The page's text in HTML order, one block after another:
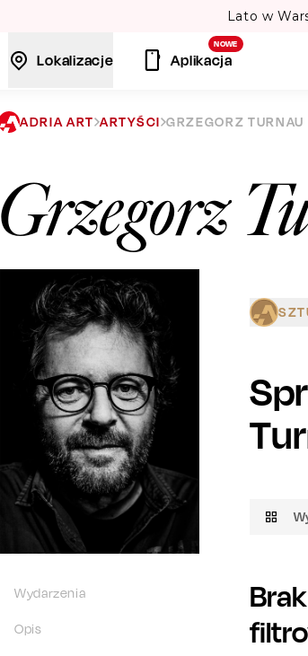
Lato w
Lokalizacje
NOWE
Aplikacja
ADRIA ART ARTYŚCI GRZEGORZ TURNAU
Grzegorz
Wydarzenia
Opis